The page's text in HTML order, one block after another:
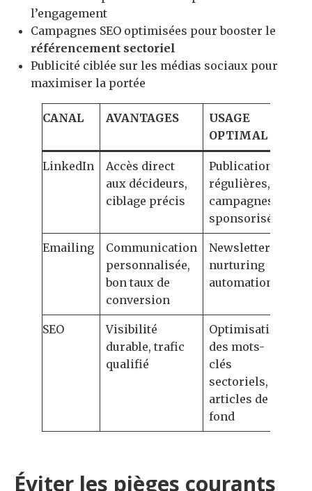
l’engagement
Campagnes SEO optimisées pour booster le
référencement sectoriel
Publicité ciblée sur les médias sociaux pour
maximiser la portée
CANAL AVANTAGES
USAGE
OPTIMAL
LinkedIn
Accès direct
aux décideurs,
ciblage précis
Publications
régulières,
campagnes
sponsorisées
Emailing
Communication
personnalisée,
bon taux de
conversion
Newsletters,
nurturing
automation
SEO
Visibilité
durable, trafic
qualifié
Optimisation
des mots-
clés
sectoriels,
articles de
fond
Éviter les pièges courants